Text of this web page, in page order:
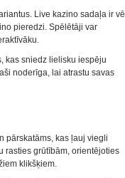
Live kazino sadaļa ir vēl
pieredzi. Spēlētāji var
kas sniedz lielisku iespēju
noderīga, lai atrastu savas
pārskatāms, kas ļauj viegli
rasties grūtībām, orientējoties
klikšķiem.